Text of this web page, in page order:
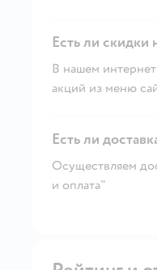
Есть ли скидки
В нашем
акций из меню
Есть ли
Осуществляем
и оплата"